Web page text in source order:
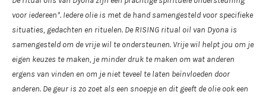
voor iedereen*. Iedere olie is met de hand samengesteld voor specifieke
situaties, gedachten en rituelen. De RISING ritual oil van Dyona is
samengesteld om de vrije wil te ondersteunen. Vrije wil helpt jou om je
eigen keuzes te maken, je minder druk te maken om wat anderen
ergens van vinden en om je niet teveel te laten beïnvloeden door
anderen. De geur is zo zoet als een snoepje en dit geeft de olie ook een